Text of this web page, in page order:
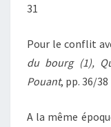
31
Pour le conflit
du bourg (1),
Pouant, pp. 36/38
A la même